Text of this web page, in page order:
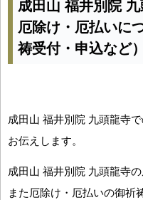
成田山 福井別院 九
厄除け・厄払いに
祷受付・申込など）
成田山 福井別院 九頭龍寺
お伝えします。
成田山 福井別院 九頭龍寺
また厄除け・厄払いの御祈